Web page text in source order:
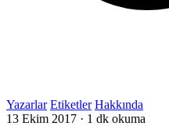
Yazarlar Etiketler Hakkında
13 Ekim 2017 · 1 dk okuma